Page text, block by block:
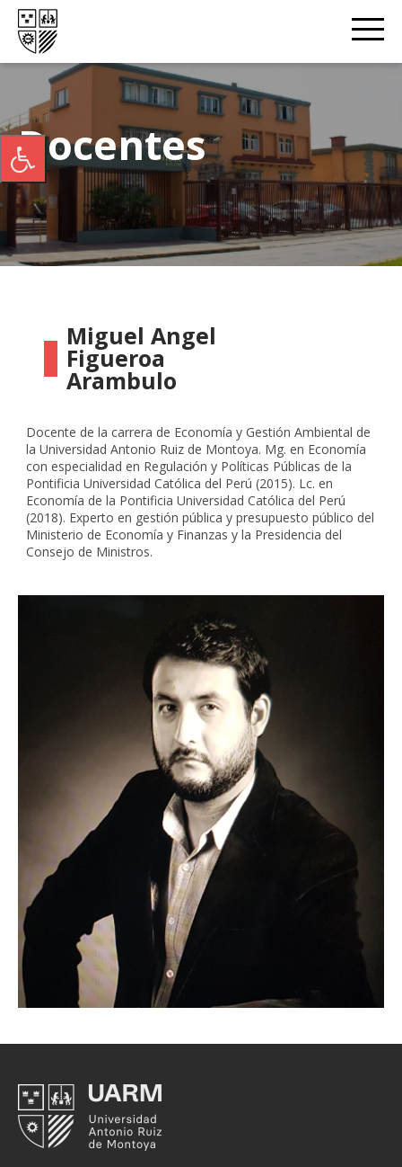
Docentes
Miguel Angel
Figueroa
Arambulo
Docente de la carrera de Economía y Gestión Ambiental de
la Universidad Antonio Ruiz de Montoya. Mg. en Economía
con especialidad en Regulación y Políticas Públicas de la
Pontificia Universidad Católica del Perú (2015). Lc. en
Economía de la Pontificia Universidad Católica del Perú
(2018). Experto en gestión pública y presupuesto público del
Ministerio de Economía y Finanzas y la Presidencia del
Consejo de Ministros.